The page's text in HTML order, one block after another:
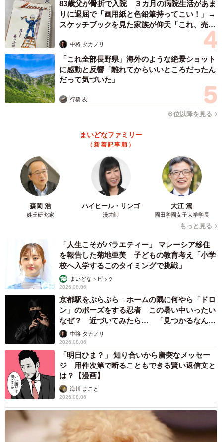
5/14
まずは指示を徹底的に記録（えりたさん提供）
そこでえりたさんは、上司への接し方を以下のように変え
ることにしました。
➀上司の指示はしっかりメモをとる（日時も）
③指示が変わった原因を汲み取り理解する
否定せずに率直に聞くと「実は社長が突然変えろって言う
からさぁ」と上司も事情を話してくれるようになり、信頼
関係も良好に変化していきます。重要なのは、部下ある自
分が「この人は周りがサポートしてあげないとだめなん
よ…」という広い心を持ち、困った上司と接していくこと
記録をもとに変更理由を聞いてみる（えりたさん提供）
83歳父が骨折で入院 ３カ月の病院生活があま
りに退屈で「画用紙と色鉛筆持ってこい！」→
スケッチブックを見た家族が仰天「これ、売れ
中将 タカノリ
「これ全部長野県」海外のような絶景ショット
に感動と反響「離れてからいいところだったん
だって気づいた」
行橋 友
６位以降を見る
まいどなファミリー
（新着記事順）
森岡 浩
姓氏研究家
ハイヒール・リンゴ
漫才師
大江 篤
園田学園女子大学学長
もっと見る
「人生こそがバラエティー」 マレーシア移住
を報告した菊地亜美 子どもの教育考え「小学
校へ入学するこのタイミングで挑戦」
まいどなトピック
2026.08.06
京都駅をぶらぶら→ホームの隅に何やら「ドロ
ン」のポーズをする忍者 この暑い中いったい
なぜ？ 近づいてみたら… 「見つかるなんて
未熟」中将 タカノリ
2026.08.06
「明日ひま？」 知り合いから唐突なメッセー
ジ 用件次第で断ることもできる賢い返信文と
は？【漫画】
海川 まこと
2026.08.06